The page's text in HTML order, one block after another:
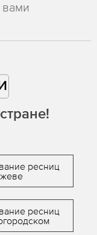
ресниц
ресниц